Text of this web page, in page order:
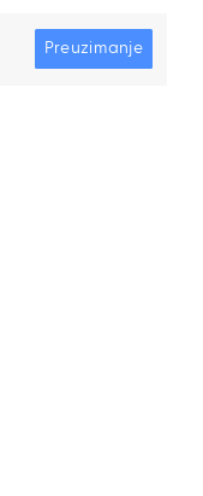
Preuzimanje